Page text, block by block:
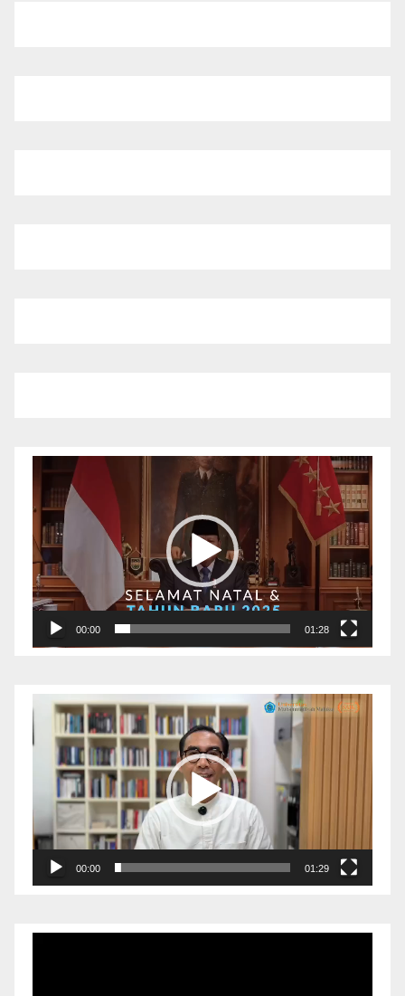
Pemutar
Video
00:00 01:28
Pemutar
Video
00:00 01:29